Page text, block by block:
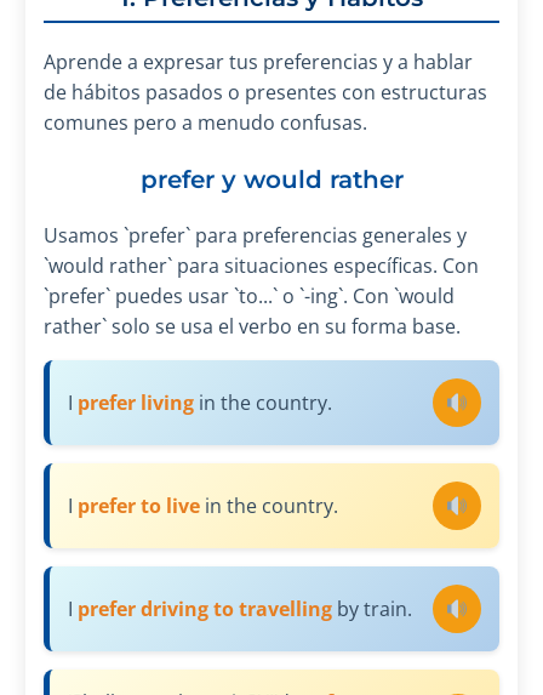
Aprende a expresar tus preferencias y a hablar
de hábitos pasados o presentes con estructuras
comunes pero a menudo confusas.
prefer y would rather
Usamos `prefer` para preferencias generales y
`would rather` para situaciones específicas. Con
`prefer` puedes usar `to...` o `-ing`. Con `would
rather` solo se usa el verbo en su forma base.
I prefer livingin the country.
I prefer to livein the country.
I prefer driving to travellingby train.